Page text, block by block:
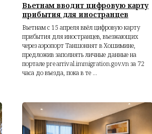
Вьетнам вводит цифровую карту
прибытия для иностранцев
Вьетнам с 15 апреля ввёл цифровую карту
прибытия для иностранцев, въезжающих
через аэропорт Таншоннят в Хошимине,
предложив заполнять личные данные на
портале prearrival.immigration.gov.vn за 72
часа до въезда, пока в те ...